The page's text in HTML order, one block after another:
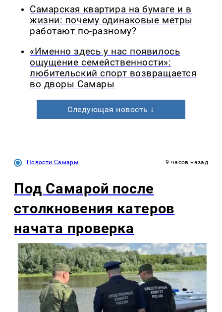
Самарская квартира на бумаге и в
жизни: почему одинаковые метры
работают по-разному?
«Именно здесь у нас появилось
ощущение семейственности»:
любительский спорт возвращается
во дворы Самары
Следующая новость ↓
Новости Самары 9 часов назад
Под Самарой после
столкновения катеров
начата проверка